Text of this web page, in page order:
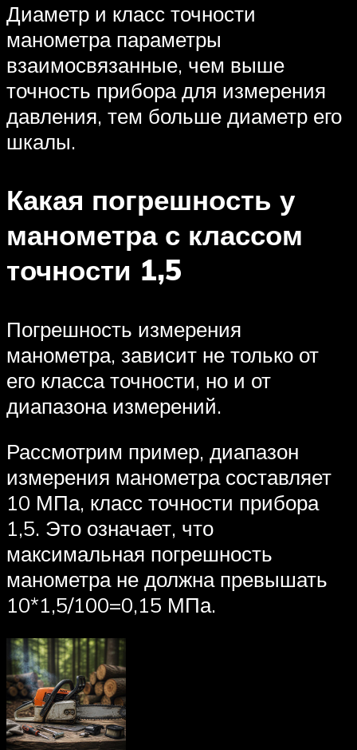
Диаметр и класс точности
манометра параметры
взаимосвязанные, чем выше
точность прибора для измерения
давления, тем больше диаметр его
шкалы.
Какая погрешность у
манометра с классом
точности 1,5
Погрешность измерения
манометра, зависит не только от
его класса точности, но и от
диапазона измерений.
Рассмотрим пример, диапазон
измерения манометра составляет
10 МПа, класс точности прибора
1,5. Это означает, что
максимальная погрешность
манометра не должна превышать
10*1,5/100=0,15 МПа.